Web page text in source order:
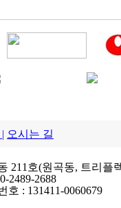
오시는 길
211호(원곡동, 트리플
2489-2688
호 : 131411-0060679